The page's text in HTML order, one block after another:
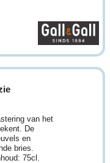
van het
De
en
bries.
75cl.